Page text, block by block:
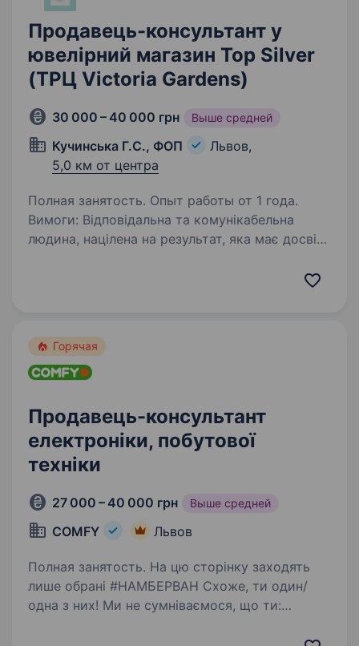
Продавець-консультант у
ювелірний магазин Top Silver
(ТРЦ Victoria Gardens)
30 000 – 40 000 грн Выше средней
Кучинська Г.С., ФОП
Львов,
5,0 км от центра
Полная занятость. Опыт работы от 1 года.
Вимоги: Відповідальна та комунікабельна
людина, націлена на результат, яка має досвід
Горячая
Продавець-консультант
електроніки, побутової
техніки
27 000 – 40 000 грн Выше средней
COMFY Львов
Полная занятость. На цю сторінку заходять
лише обрані #НАМБЕРВАН Схоже, ти один/
одна з них! Ми не сумніваємося, що ти: